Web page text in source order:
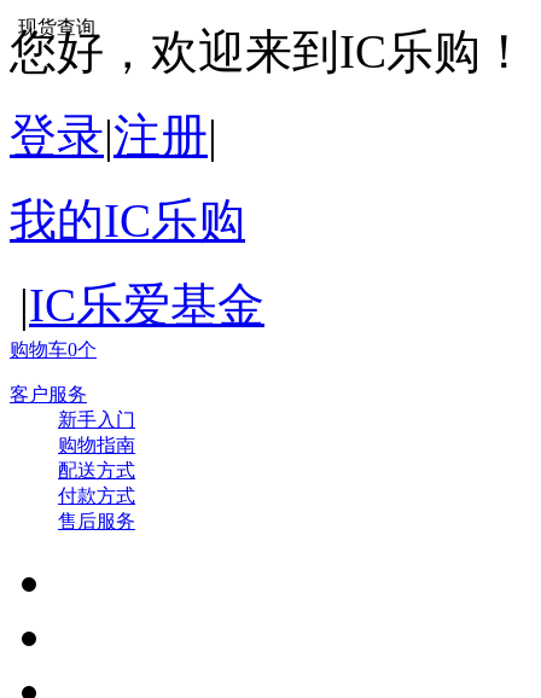
您好，欢迎来到IC乐购！
登录|注册|
我的IC乐购
|IC乐爱基金
购物车0个
客户服务
新手入门
购物指南
配送方式
付款方式
售后服务
现货查询